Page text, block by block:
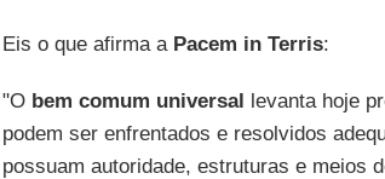
Eis o que afirma a Pacem in Terris:
"O bem comum universal levanta hoje
podem ser enfrentados e resolvidos
possuam autoridade, estruturas e meios